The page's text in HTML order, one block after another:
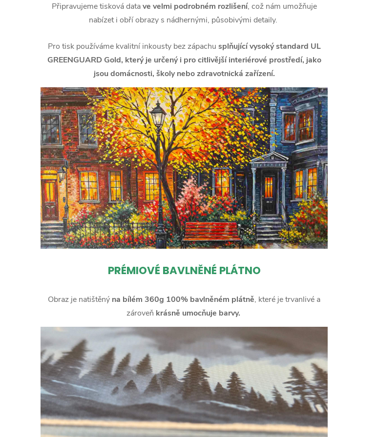
Připravujeme tisková datave velmi podrobném rozlišení, což nám umožňuje
nabízet i obří obrazy s nádhernými, působivými detaily.
Pro tisk používáme kvalitní inkousty bez zápachu splňující vysoký standard UL
GREENGUARD Gold, který je určený i pro citlivější interiérové prostředí, jako
jsou domácnosti, školy nebo zdravotnická zařízení.
PRÉMIOVÉ BAVLNĚNÉ PLÁTNO
Obraz je natištěný na bílém 360g 100% bavlněném plátně, které je trvanlivé a
zároveň krásně umocňuje barvy.